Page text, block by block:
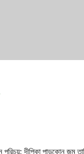
দীপিকা পাড়ুকোন জন্ম